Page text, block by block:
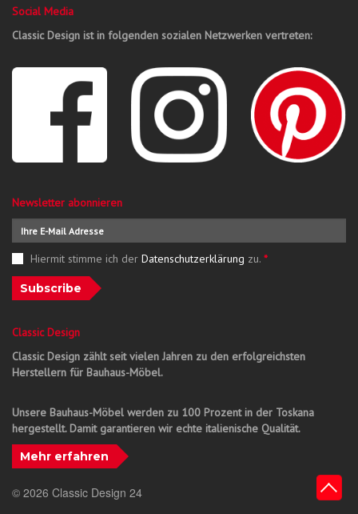
Social Media
Classic Design ist in folgenden sozialen Netzwerken vertreten:
Newsletter abonnieren
Hiermit stimme ich der Datenschutzerklärung zu. *
Subscribe
Classic Design
Classic Design zählt seit vielen Jahren zu den erfolgreichsten
Herstellern für Bauhaus-Möbel.
Unsere Bauhaus-Möbel werden zu 100 Prozent in der Toskana
hergestellt. Damit garantieren wir echte italienische Qualität.
Mehr erfahren
© 2026 Classic Design 24